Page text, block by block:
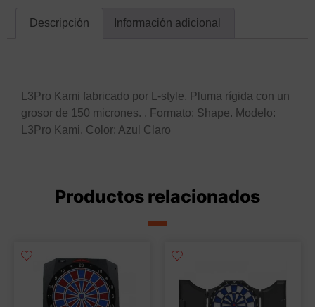
Descripción Información adicional
L3Pro Kami fabricado por L-style. Pluma rígida con un
grosor de 150 micrones. . Formato: Shape. Modelo:
L3Pro Kami. Color: Azul Claro
Productos relacionados